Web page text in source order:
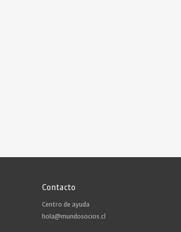
Contacto
Centro de ayuda
hola@mundosocios.cl